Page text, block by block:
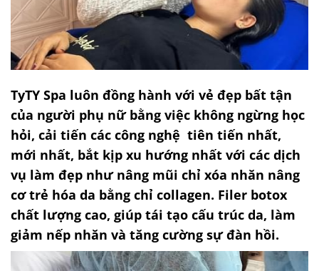
TyTY Spa luôn đồng hành với vẻ đẹp bất tận
của người phụ nữ bằng việc không ngừng học
hỏi, cải tiến các công nghệ tiên tiến nhất,
mới nhất, bắt kịp xu hướng nhất với các dịch
vụ làm đẹp như nâng mũi chỉ xóa nhăn nâng
cơ trẻ hóa da bằng chỉ collagen. Filer botox
chất lượng cao, giúp tái tạo cấu trúc da, làm
giảm nếp nhăn và tăng cường sự đàn hồi.